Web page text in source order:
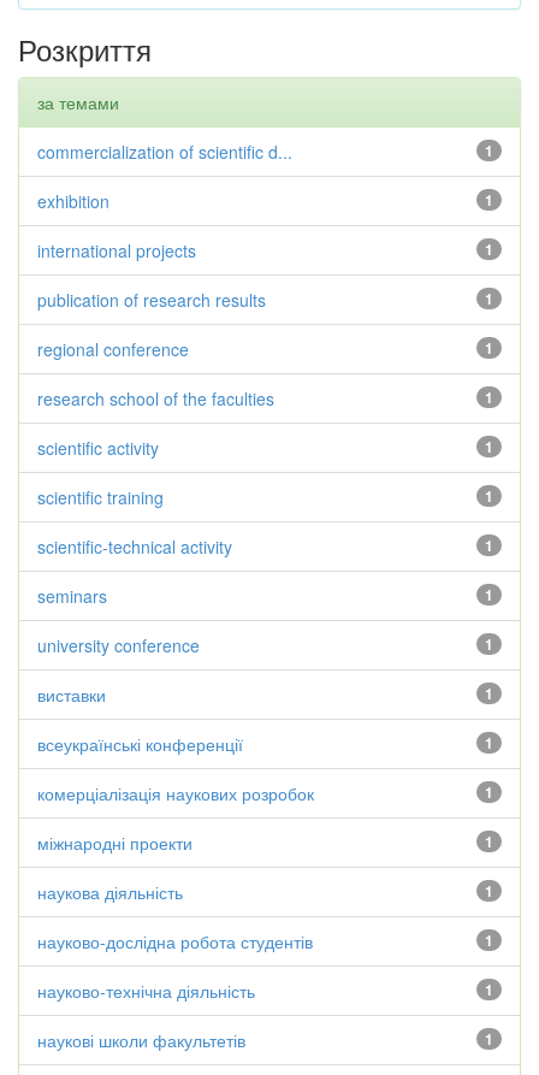
Розкриття
за темами
1
commercialization of scientific d...
1
exhibition
1
international projects
1
publication of research results
1
regional conference
1
research school of the faculties
1
scientific activity
1
scientific training
1
scientific-technical activity
1
seminars
1
university conference
1
виставки
1
всеукраїнські конференції
1
комерціалізація наукових розробок
1
міжнародні проекти
1
наукова діяльність
1
науково-дослідна робота студентів
1
науково-технічна діяльність
1
наукові школи факультетів